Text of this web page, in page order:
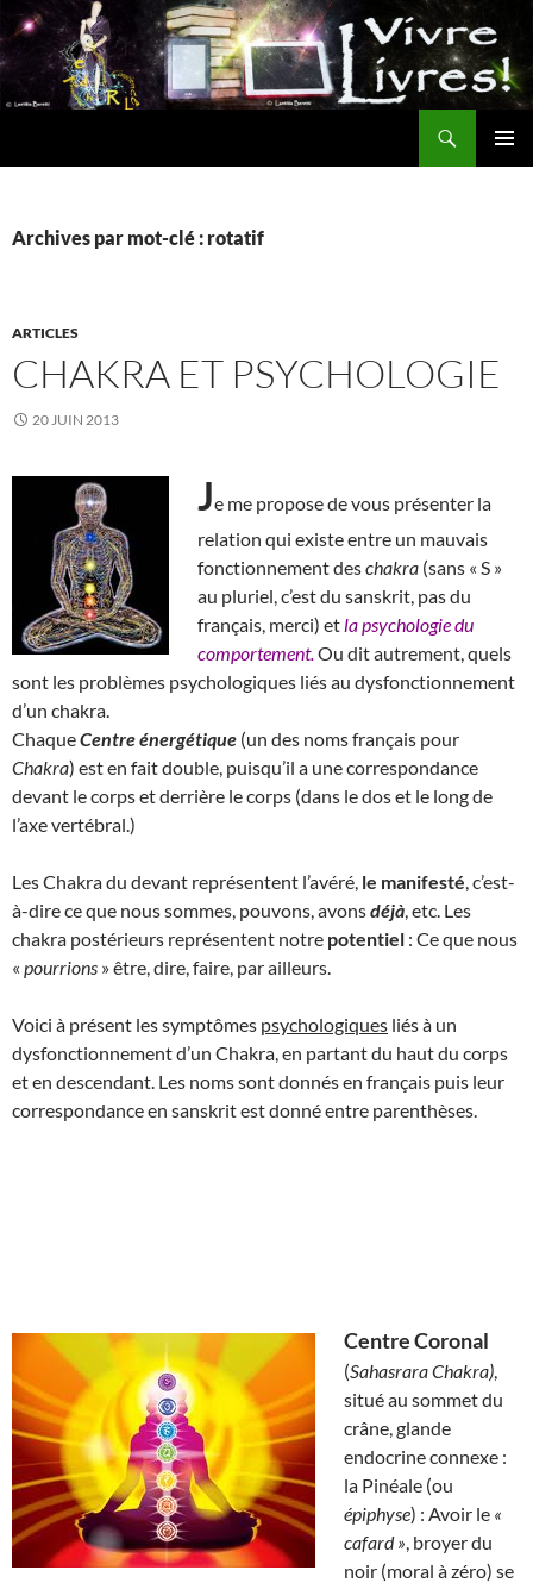
Aller
au
contenu
Archives par mot-clé : rotatif
ARTICLES
CHAKRA ET PSYCHOLOGIE
20 JUIN 2013
Je me propose de vous présenter la
relation qui existe entre un mauvais
fonctionnement deschakra (sans « S »
au pluriel, c’est du sanskrit, pas du
français, merci) et la psychologie du
comportement. Ou dit autrement, quels
sont les problèmes psychologiques liés au dysfonctionnement
d’un chakra.
ChaqueCentre énergétique (un des noms français pour
Chakra) est en fait double, puisqu’il a une correspondance
devant le corps et derrière le corps (dans le dos et le long de
l’axe vertébral.)
Les Chakra du devant représentent l’avéré, le manifesté , c’est-
à-dire ce que nous sommes, pouvons, avonsdéjà , etc. Les
chakra postérieurs représentent notre potentiel : Ce que nous
« pourrions » être, dire, faire, par ailleurs.
Voici à présent les symptômes psychologiques liés à un
dysfonctionnement d’un Chakra, en partant du haut du corps
et en descendant. Les noms sont donnés en français puis leur
correspondance en sanskrit est donné entre parenthèses.
Centre Coronal
(Sahasrara Chakra)
situé au sommet du
crâne, glande
endocrine connexe :
la Pinéale (ou
épiphyse) : Avoir le «
cafard » , broyer du
noir (moral à zéro) se